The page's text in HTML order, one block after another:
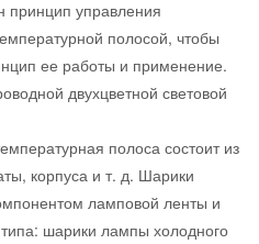
принцип управления
полосой, чтобы
ее работы и применение.
двухцветной световой
полоса состоит из
корпуса и т. д. Шарики
ламповой ленты и
шарики лампы холодного